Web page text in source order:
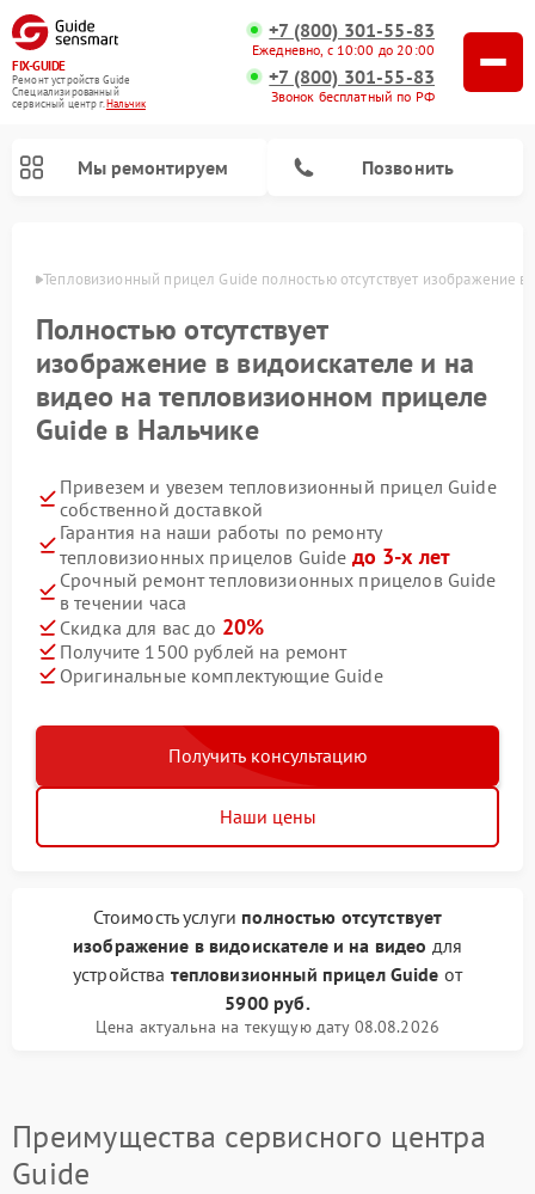
FIX-GUIDE
Ремонт устройств Guide
Специализированный
cервисный центр г.Нальчик
+7 (800) 301-55-83
Ежедневно, с 10:00 до 20:00
+7 (800) 301-55-83
Звонок бесплатный по РФ
Мы ремонтируем Позвонить
Тепловизионный прицел Guide полностью отсутствует изображение
Полностью отсутствует
изображение в видоискателе и на
видео на тепловизионном прицеле
Guide в Нальчике
Привезем и увезем тепловизионный прицел Guide
собственной доставкой
Гарантия на наши работы по ремонту
тепловизионных прицелов Guide до 3-х лет
Срочный ремонт тепловизионных прицелов Guide
в течении часа
Скидка для вас до 20%
Получите 1500 рублей на ремонт
Оригинальные комплектующие Guide
Получить консультацию
Наши цены
Стоимость услуги полностью отсутствует
изображение в видоискателе и на видео для
устройства тепловизионный прицел Guide от
5900 руб.
Цена актуальна на текущую дату 08.08.2026
Преимущества сервисного центра
Guide